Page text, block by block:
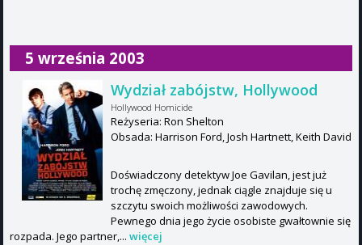
5 września 2003
Wydział zabójstw, Hollywood
Hollywood Homicide
Reżyseria: Ron Shelton
Obsada: Harrison Ford, Josh Hartnett, Keith David
Doświadczony detektyw Joe Gavilan, jest już
trochę zmęczony, jednak ciągle znajduje się u
szczytu swoich możliwości zawodowych.
Pewnego dnia jego życie osobiste gwałtownie się
rozpada. Jego partner,... więcej